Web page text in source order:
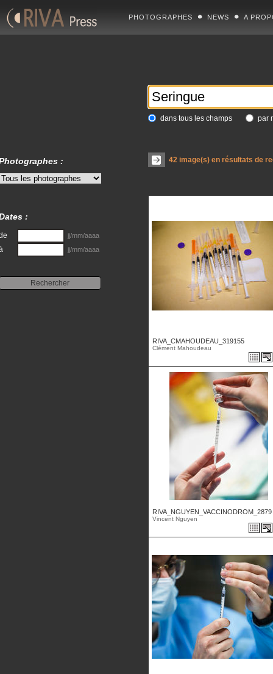
PHOTOGRAPHES NEWS A
dans tous les champs par
42image(s) en résultats de
RIVA_CMAHOUDEAU_319155
Clément Mahoudeau
RIVA_NGUYEN_VACCINODROM_2879
Vincent Nguyen
:
:
jj/mm/aaaa
jj/mm/aaaa